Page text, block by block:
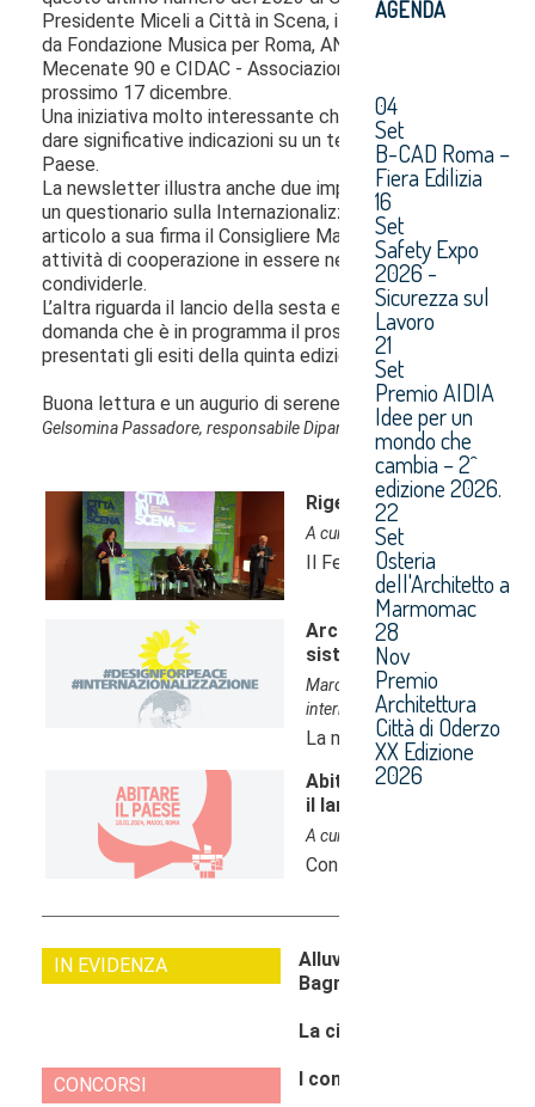
AGENDA
04
Set
B-CAD Roma –
Fiera Edilizia
16
Set
Safety Expo
2026 -
Sicurezza sul
Lavoro
21
Set
Premio AIDIA
Idee per un
mondo che
cambia – 2^
edizione 2026.
22
Set
Osteria
dell'Architetto a
Marmomac
28
Nov
Premio
Architettura
Città di Oderzo
XX Edizione
2026